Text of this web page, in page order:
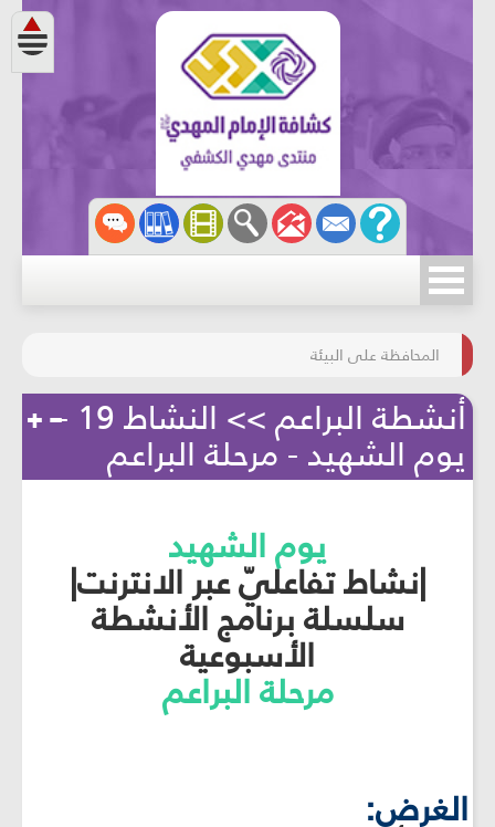
مسابقة الركب الحسينيّ
المحافظة على البيئة
أنشطة البراعم >> النشاط 19 -
يوم الشهيد - مرحلة البراعم
يوم الشهيد
|نشاط تفاعليّ عبر الانترنت|
سلسلة برنامج الأنشطة
الأسبوعية
مرحلة البراعم
الغرض: